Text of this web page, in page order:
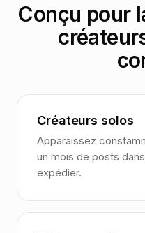
Conçu pour
Créateurs solos
Apparaissez
un mois de posts
expédier.